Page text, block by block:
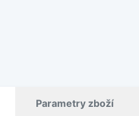
Parametry zboží